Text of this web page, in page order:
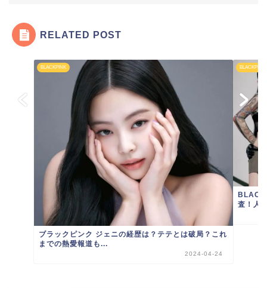
RELATED POST
BLACKPINK
ブラックピンク ジェニの経歴は？テテとは破局？これ
までの熱愛報道も...
2024-04-24
BLACKPINK
査！人